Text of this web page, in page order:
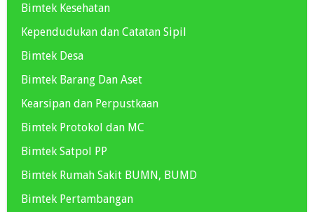
Bimtek Kesehatan
Kependudukan dan Catatan Sipil
Bimtek Desa
Bimtek Barang Dan Aset
Kearsipan dan Perpustkaan
Bimtek Protokol dan MC
Bimtek Satpol PP
Bimtek Rumah Sakit BUMN, BUMD
Bimtek Pertambangan